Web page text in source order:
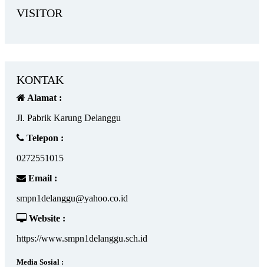
VISITOR
KONTAK
Alamat :
Jl. Pabrik Karung Delanggu
Telepon :
0272551015
Email :
smpn1delanggu@yahoo.co.id
Website :
https://www.smpn1delanggu.sch.id
Media Sosial :